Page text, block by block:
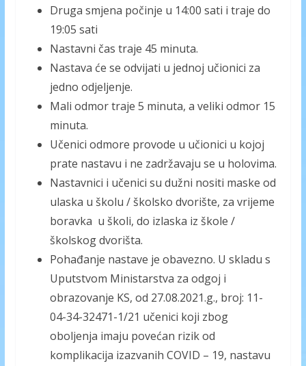
Druga smjena počinje u 14:00 sati i traje do
19:05 sati
Nastavni čas traje 45 minuta.
Nastava će se odvijati u jednoj učionici za
jedno odjeljenje.
Mali odmor traje 5 minuta, a veliki odmor 15
minuta.
Učenici odmore provode u učionici u kojoj
prate nastavu i ne zadržavaju se u holovima.
Nastavnici i učenici su dužni nositi maske od
ulaska u školu / školsko dvorište, za vrijeme
boravka u školi, do izlaska iz škole /
školskog dvorišta.
Pohađanje nastave je obavezno. U skladu s
Uputstvom Ministarstva za odgoj i
obrazovanje KS, od 27.08.2021.g., broj: 11-
04-34-32471-1/21 učenici koji zbog
oboljenja imaju povećan rizik od
komplikacija izazvanih COVID – 19, nastavu